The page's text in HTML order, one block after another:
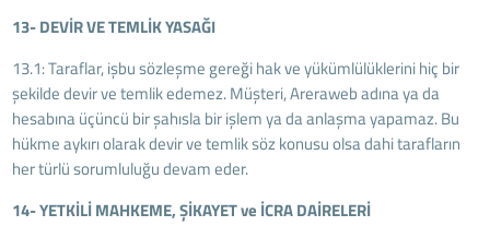
13- DEVİR VE TEMLİK YASAĞI
13.1: Taraflar, işbu sözleşme gereği hak ve yükümlülüklerini hiç bir
şekilde devir ve temlik edemez. Müşteri, Areraweb adına ya da
hesabına üçüncü bir şahısla bir işlem ya da anlaşma yapamaz. Bu
hükme aykırı olarak devir ve temlik söz konusu olsa dahi tarafların
her türlü sorumluluğu devam eder.
14- YETKİLİ MAHKEME, ŞİKAYET ve İCRA DAİRELERİ